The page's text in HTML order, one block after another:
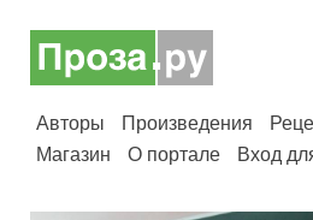
Авторы Произведения
Магазин
О портале Вход